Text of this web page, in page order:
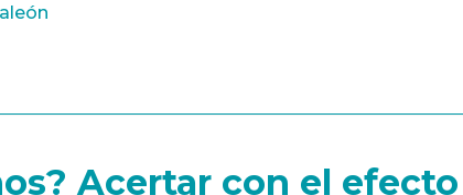
Acertar con el efecto